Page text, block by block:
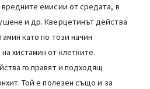
емисии от средата, в
и др. Кверцетинът действа
като по този начин
хистамин от клетките.
го правят и подходящ
Той е полезен също и за